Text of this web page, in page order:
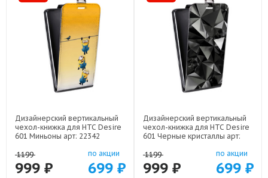
Дизайнерский вертикальный
чехол-книжка для HTC Desire
601 Миньоны арт: 22342
1199
999 ₽
по акции
699 ₽
Дизайнерский вертикальный
чехол-книжка для HTC Desire
601 Черные кристаллы арт:
1199
999 ₽
по акции
699 ₽